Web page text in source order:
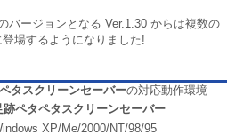
バージョンとなる Ver.1.30 からは複数の
場するようになりました!
タスクリーンセーバーの対応動作環境
跡ペタペタスクリーンセーバー
XP/Me/2000/NT/98/95